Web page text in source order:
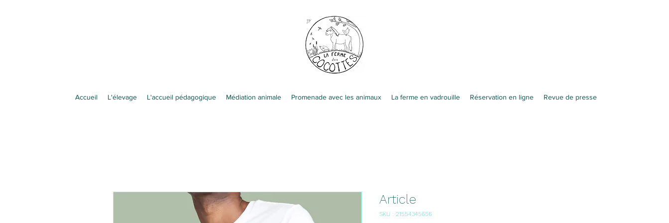
Accueil L'élevage L'accueil pédagogique Médiation animale Promenade avec les animaux La ferme en vadrouille Réservation en ligne Revue de presse
Article
SKU : 21554345656